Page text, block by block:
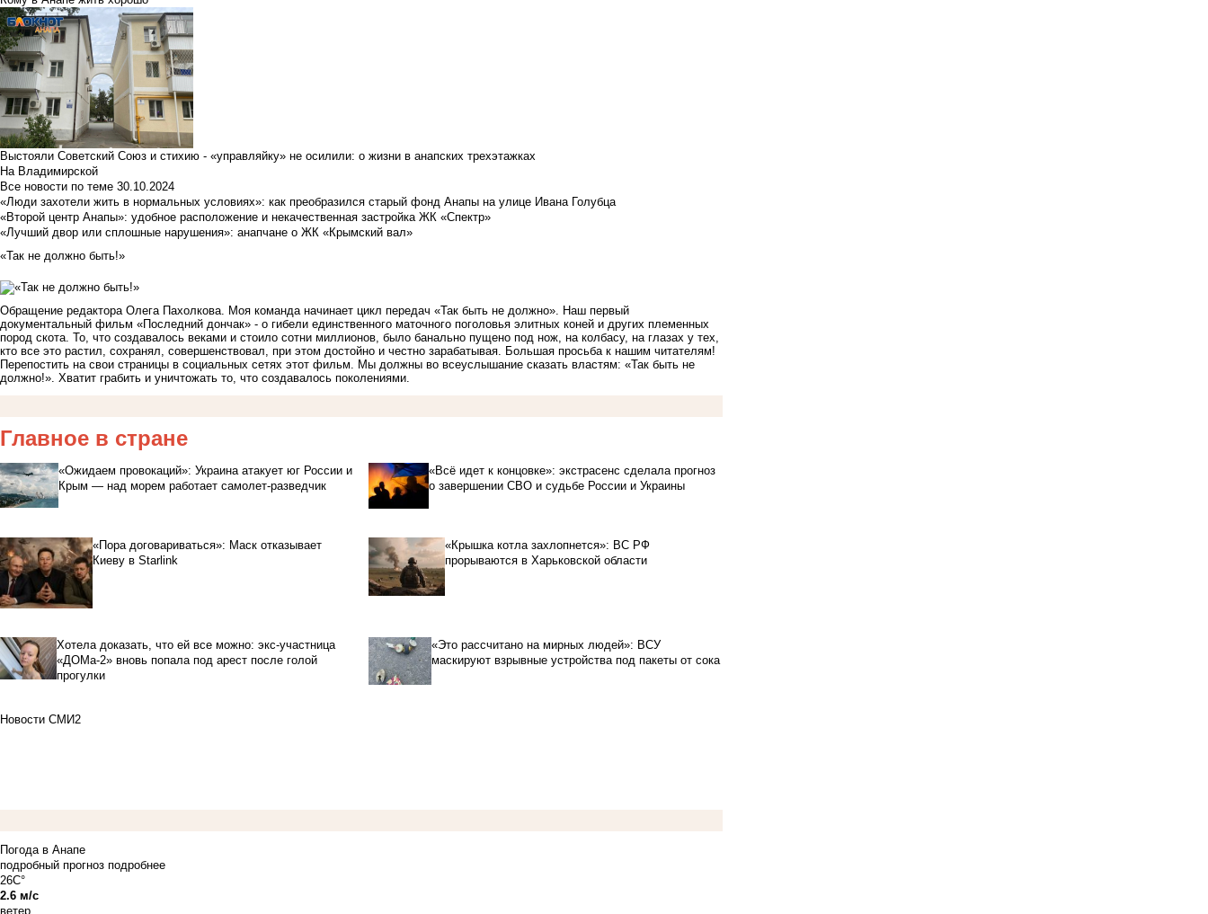
Выстояли Советский Союз и стихию - «управляйку» не осилили: о жизни в анапских трехэтажках
На Владимирской
Все новости по теме 30.10.2024
«Люди захотели жить в нормальных условиях»: как преобразился старый фонд Анапы на улице Ивана Голубца
«Второй центр Анапы»: удобное расположение и некачественная застройка ЖК «Спектр»
«Лучший двор или сплошные нарушения»: анапчане о ЖК «Крымский вал»
«Так не должно быть!»
Обращение редактора Олега Пахолкова. Моя команда начинает цикл передач «Так быть не должно». Наш первый
документальный фильм «Последний дончак» - о гибели единственного маточного поголовья элитных коней и других племенных
пород скота. То, что создавалось веками и стоило сотни миллионов, было банально пущено под нож, на колбасу, на глазах у тех,
кто все это растил, сохранял, совершенствовал, при этом достойно и честно зарабатывая. Большая просьба к нашим читателям!
Перепостить на свои страницы в социальных сетях этот фильм. Мы должны во всеуслышание сказать властям: «Так быть не
должно!». Хватит грабить и уничтожать то, что создавалось поколениями.
Главное в стране
«Ожидаем провокаций»: Украина атакует юг России и
Крым — над морем работает самолет-разведчик
«Всё идет к концовке»: экстрасенс сделала прогноз
о завершении СВО и судьбе России и Украины
«Пора договариваться»: Маск отказывает
Киеву в Starlink
«Крышка котла захлопнется»: ВС РФ
прорываются в Харьковской области
Хотела доказать, что ей все можно: экс-участница
«ДОМа-2» вновь попала под арест после голой
прогулки
«Это рассчитано на мирных людей»: ВСУ
маскируют взрывные устройства под пакеты от сока
Новости СМИ2
Погода в Анапе
подробный прогноз подробнее
26C°
2.6 м/с
ветер